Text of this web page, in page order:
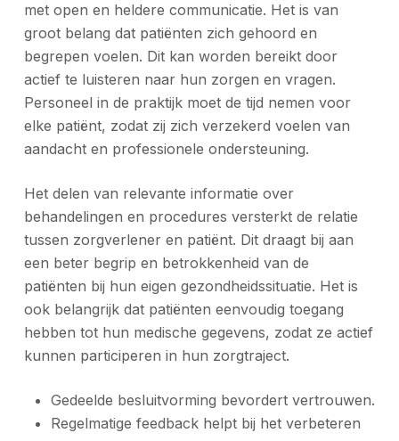
met open en heldere communicatie. Het is van
groot belang dat patiënten zich gehoord en
begrepen voelen. Dit kan worden bereikt door
actief te luisteren naar hun zorgen en vragen.
Personeel in de praktijk moet de tijd nemen voor
elke patiënt, zodat zij zich verzekerd voelen van
aandacht en professionele ondersteuning.
Het delen van relevante informatie over
behandelingen en procedures versterkt de relatie
tussen zorgverlener en patiënt. Dit draagt bij aan
een beter begrip en betrokkenheid van de
patiënten bij hun eigen gezondheidssituatie. Het is
ook belangrijk dat patiënten eenvoudig toegang
hebben tot hun medische gegevens, zodat ze actief
kunnen participeren in hun zorgtraject.
Gedeelde besluitvorming bevordert vertrouwen.
Regelmatige feedback helpt bij het verbeteren